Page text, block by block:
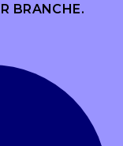
BRANCHE.